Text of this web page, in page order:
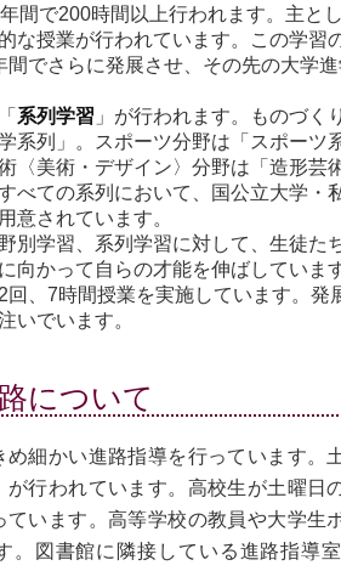
間で200時間以上行われます。主と
な授業が行われています。この学習
間でさらに発展させ、その先の大学
系列学習 」が行われます。ものづく
系列」。スポーツ分野は「スポーツ
〈美術・デザイン〉分野は「造形芸
べての系列において、国公立大学・
意されています。
別学習、系列学習に対して、生徒た
向かって自らの才能を伸ばしていま
回、7時間授業を実施しています。発
いでいます。
について
細かい進路指導を行っています。
が行われています。高校生が土曜日
ています。高等学校の教員や大学生
。図書館に隣接している進路指導